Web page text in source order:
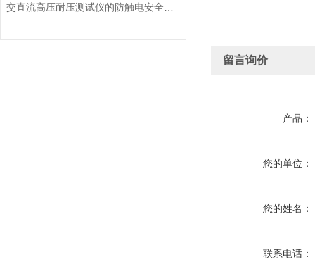
留言询价
产品：
您的单位：
您的姓名：
联系电话：